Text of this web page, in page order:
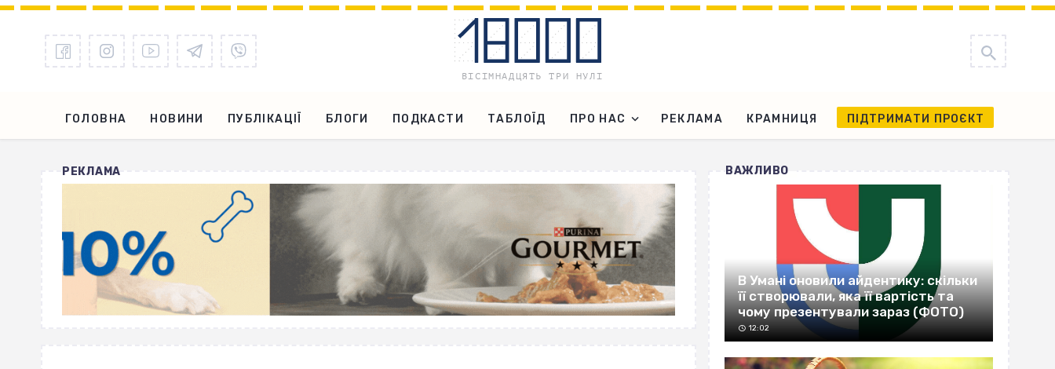
ГОЛОВНА НОВИНИ ПУБЛІКАЦІЇ БЛОГИ ПОДКАСТИ ТАБЛОЇД ПРО НАС РЕКЛАМА КРАМНИЦЯ ПІДТРИМАТИ ПРОЄКТ
РЕКЛАМА ВАЖЛИВО
В Умані оновили айдентику: скільки
її створювали, яка її вартість та
чому презентували зараз (ФОТО)
12:02